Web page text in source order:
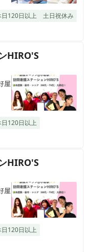
ョン 糸満サテライト
イト
宅レスパイト看護
120日以上
土日祝休み
HIRO'S
屋
120日以上
HIRO'S
屋
120日以上